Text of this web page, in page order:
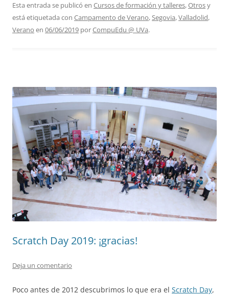
Esta entrada se publicó en Cursos de formación y talleres,Otrosy
está etiquetada con Campamento de Verano,Segovia,Valladolid,
Verano en 06/06/2019 porCompuEdu @ UVa.
Scratch Day 2019: ¡gracias!
Deja un comentario
Poco antes de 2012 descubrimos lo que era el Scratch Day,